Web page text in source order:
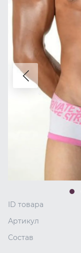
ID товара
Артикул
Состав